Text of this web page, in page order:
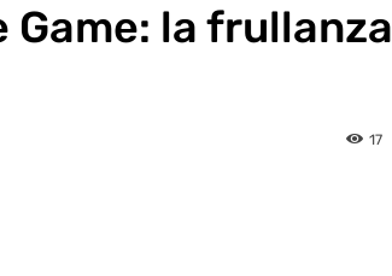
la frullanza
17